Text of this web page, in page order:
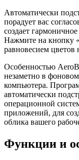
Автоматически
порадует вас
создает
Нажмите на кнопку
равновесием цветов
Особенностью
незаметно в
компьютера.
автоматически
операционной
приложений, для
облика вашего
Функции и